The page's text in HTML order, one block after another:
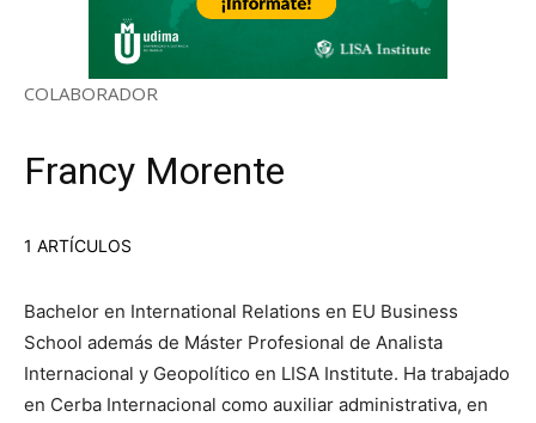
COLABORADOR
Francy Morente
1 ARTÍCULOS
Bachelor en International Relations en EU Business
School además de Máster Profesional de Analista
Internacional y Geopolítico en LISA Institute. Ha trabajado
en Cerba Internacional como auxiliar administrativa, en